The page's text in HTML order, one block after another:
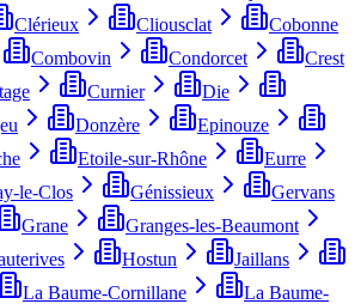
Clérieux Cliousclat
Cobonne
Combovin Condorcet
Crest
Curnier
Die
Donzère
Epinouze
Etoile-sur-Rhône
Eurre
le-Clos Génissieux
Gervans
Grane
Granges-les-Beaumont
Hostun
Jaillans
La Baume-Cornillane
La Baume-